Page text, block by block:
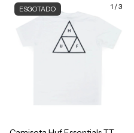
1 /3
ESGOTADO